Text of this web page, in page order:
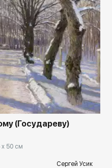
rakovgallery.ru
(Государеву)
x 50 см
Сергей Усик